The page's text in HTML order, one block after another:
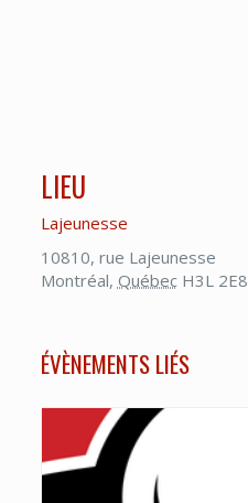
LIEU
Lajeunesse
10810, rue Lajeunesse
Montréal, Québec H3L 2E8
ÉVÈNEMENTS LIÉS